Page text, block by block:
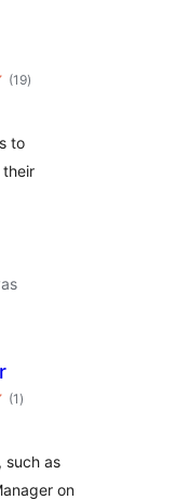
(19total
de
)
to
their
(1 total
de
)
such as
on